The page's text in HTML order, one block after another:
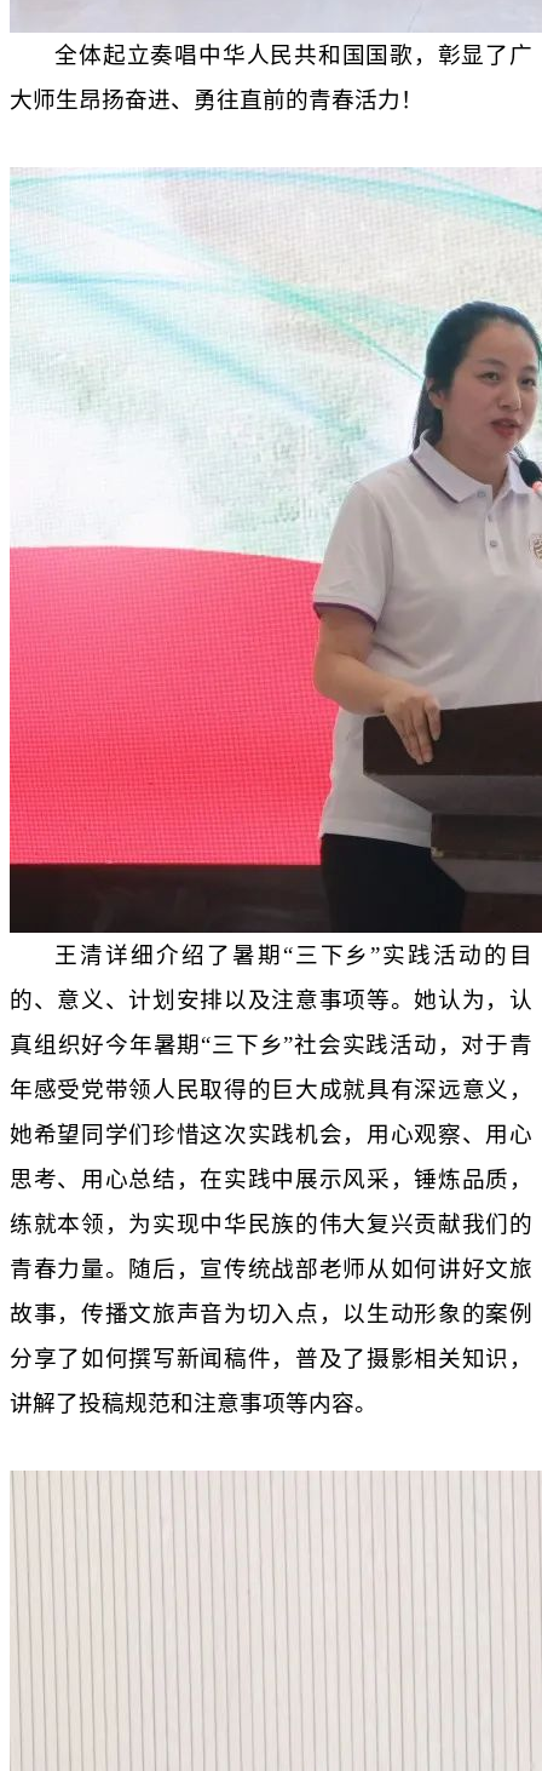
全体起立奏唱中华人民共和国国歌 ， 彰显了广
大师生昂扬奋进、 勇往直前的青春活力！
王清详细介绍了暑期 “三下乡”实践活动的目
的、意义、计划安排以及注意事项等。她认为，认
真组织好今年暑期“三下乡”社会实践活动，对于青
年感受党带领人民取得的巨大成就具有深远意义，
她希望同学们珍惜这次实践机会，用心观察、用心
思考、用心总结，在实践中展示风采，锤炼品质，
练就本领，为实现中华民族的伟大复兴贡献我们的
青春力量。随后，宣传统战部老师从如何讲好文旅
故事，传播文旅声音为切入点，以生动形象的案例
分享了如何撰写新闻稿件，普及了摄影相关知识，
讲解了投稿规范和注意事项等内容。